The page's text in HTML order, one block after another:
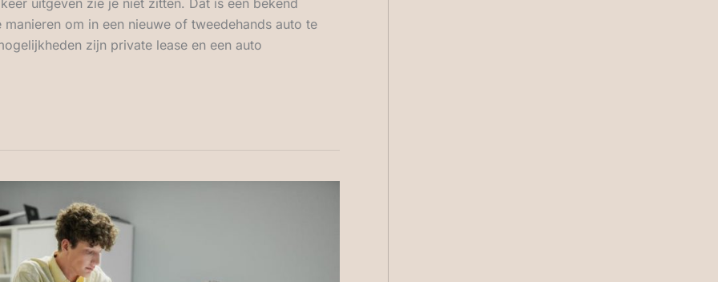
uitgeven zie je niet zitten. Dat is een bekend
om in een nieuwe of tweedehands auto te
zijn private lease en een auto